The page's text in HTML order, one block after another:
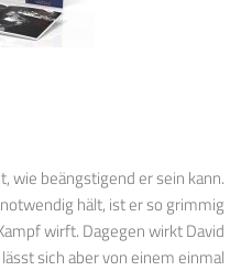
wie beängstigend er sein kann.
hält, ist er so grimmig
wirft. Dagegen wirkt David
sich aber von einem einmal